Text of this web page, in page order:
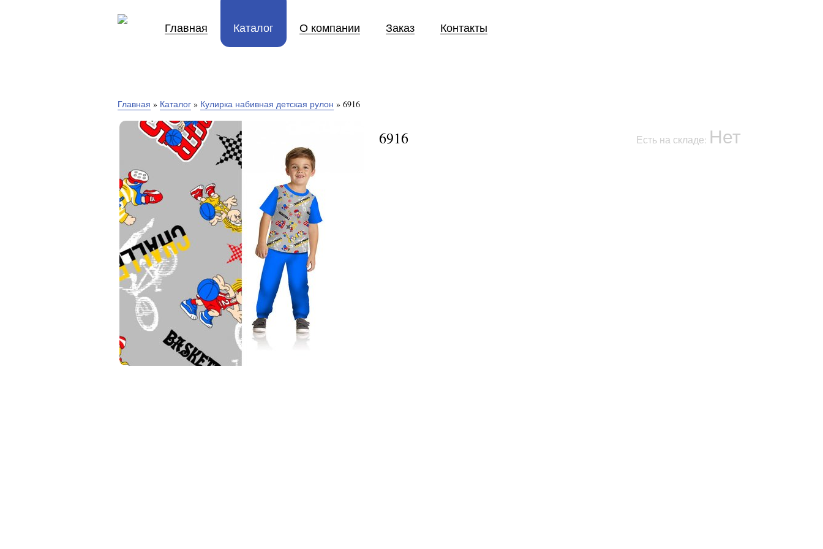
Главная Каталог О компании Заказ Контакты
Главная » Каталог » Кулирка набивная детская рулон » 6916
Есть на складе: Нет
6916